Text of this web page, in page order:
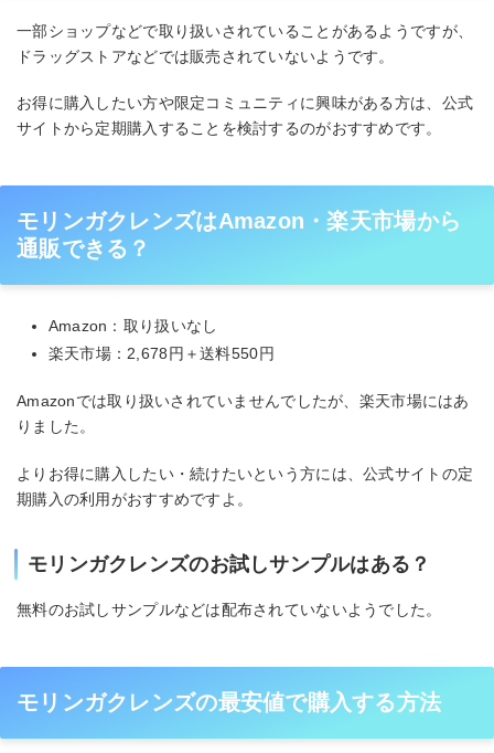
一部ショップなどで取り扱いされていることがあるようですが、
ドラッグストアなどでは販売されていないようです。
お得に購入したい方や限定コミュニティに興味がある方は、公式
サイトから定期購入することを検討するのがおすすめです。
モリンガクレンズはAmazon・楽天市場から
通販できる？
Amazon：取り扱いなし
楽天市場：2,678円＋送料550円
Amazonでは取り扱いされていませんでしたが、楽天市場にはあ
りました。
よりお得に購入したい・続けたいという方には、公式サイトの定
期購入の利用がおすすめですよ。
モリンガクレンズのお試しサンプルはある？
無料のお試しサンプルなどは配布されていないようでした。
モリンガクレンズの最安値で購入する方法